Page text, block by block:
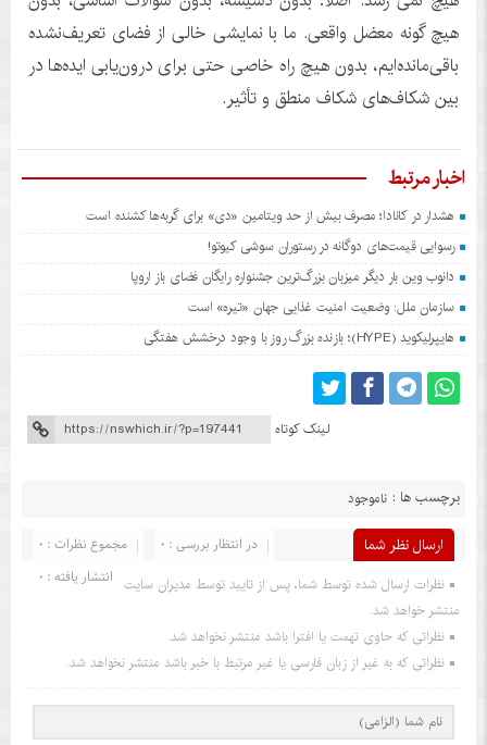
هیچ گونه معضل واقعی. ما با نمایشی خالی از فضای تعریف‌نشده
باقی‌مانده‌ایم، بدون هیچ راه خاصی حتی برای درون‌یابی ایده‌ها در
بین شکاف‌های شکاف منطق و تأثیر.
اخبار مرتبط
هشدار در کانادا؛ مصرف بیش از حد ویتامین «دی» برای گربه‌ها کشنده است
رسوایی قیمت‌های دوگانه در رستوران سوشی کیوتو!
دانوب وین بار دیگر میزبان بزرگ‌ترین جشنواره رایگان فضای باز اروپا
سازمان ملل: وضعیت امنیت غذایی جهان «تیره» است
هایپرلیکوید (HYPE)؛ بازنده بزرگ روز با وجود درخشش هفتگی
لینک کوتاه
برچسب ها : ناموجود
ارسال نظر شما مجموع نظرات : 0
در انتظار بررسی : 0
انتشار یافته : 0 نظرات ارسال شده توسط شما، پس از تایید توسط مدیران سایت
منتشر خواهد شد.
نظراتی که حاوی تهمت یا افترا باشد منتشر نخواهد شد.
نظراتی که به غیر از زبان فارسی یا غیر مرتبط با خبر باشد منتشر نخواهد شد.